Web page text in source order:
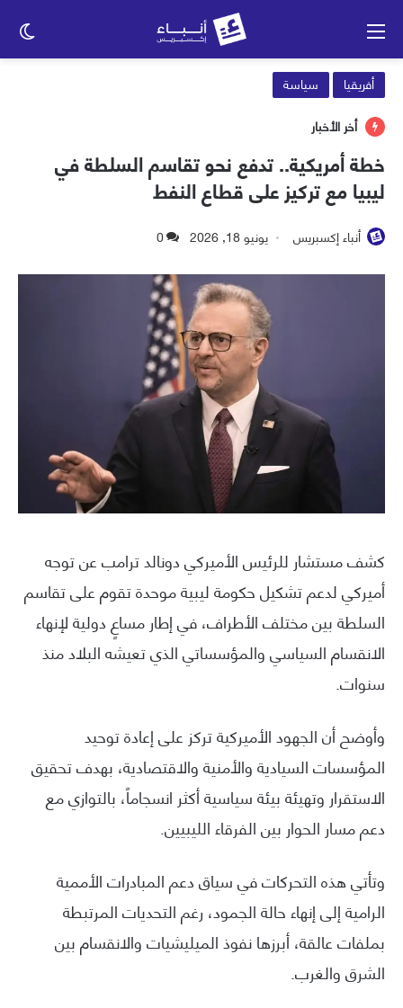
أفريقيا
سياسة
أخر الأخبار
خطة أمريكية.. تدفع نحو تقاسم السلطة في
ليبيا مع تركيز على قطاع النفط
أنباء إكسبريس يونيو 18, 2026 0
كشف مستشار للرئيس الأميركي دونالد ترامب عن توجه
أميركي لدعم تشكيل حكومة ليبية موحدة تقوم على تقاسم
السلطة بين مختلف الأطراف، في إطار مساعٍ دولية لإنهاء
الانقسام السياسي والمؤسساتي الذي تعيشه البلاد منذ
سنوات.
وأوضح أن الجهود الأميركية تركز على إعادة توحيد
المؤسسات السيادية والأمنية والاقتصادية، بهدف تحقيق
الاستقرار وتهيئة بيئة سياسية أكثر انسجاماً، بالتوازي مع
دعم مسار الحوار بين الفرقاء الليبيين.
وتأتي هذه التحركات في سياق دعم المبادرات الأممية
الرامية إلى إنهاء حالة الجمود، رغم التحديات المرتبطة
بملفات عالقة، أبرزها نفوذ الميليشيات والانقسام بين
الشرق والغرب.